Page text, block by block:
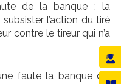
de la banque ; la
l’action du tiré
contre le tireur qui n’a
faute la banque qui